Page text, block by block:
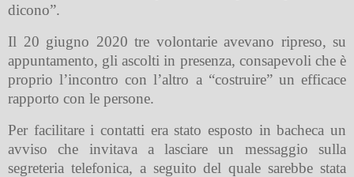
dicono”.
Il 20 giugno 2020 tre volontarie avevano ripreso, su
appuntamento, gli ascolti in presenza, consapevoli che è
proprio l’incontro con l’altro a “costruire” un efficace
rapporto con le persone.
Per facilitare i contatti era stato esposto in bacheca un
avviso che invitava a lasciare un messaggio sulla
segreteria telefonica, a seguito del quale sarebbe stata